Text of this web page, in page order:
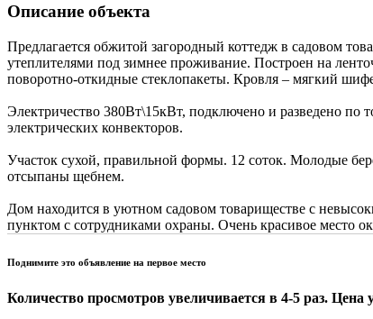
Описание объекта
Предлагается обжитой загородный коттедж в садовом
утеплителями под зимнее проживание. Построен на
поворотно-откидные стеклопакеты. Кровля – мягкий
Электричество 380Вт\15кВт, подключено и разведено
электрических конвекторов.
Участок сухой, правильной формы. 12 соток. Молодые
отсыпаны щебнем.
Дом находится в уютном садовом товариществе с
пунктом с сотрудниками охраны. Очень красивое
Поднимите это объявление на первое место
Количество просмотров увеличивается в 4-5 раз. Цена